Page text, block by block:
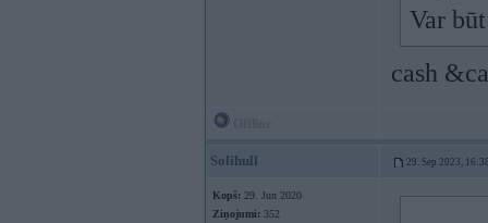
Var
cash
Solihull 29. Sep 2023,
Kopš: 29. Jun 2020
Ziņojumi: 352